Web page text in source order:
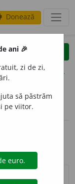
Donează
clear
opțiuni
ani 🎉
zi de zi,
să păstrăm
pe viitor.